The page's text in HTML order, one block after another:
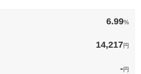
6.99%
14,217円
-円